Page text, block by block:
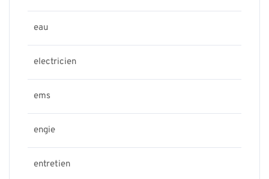
eau
electricien
ems
engie
entretien